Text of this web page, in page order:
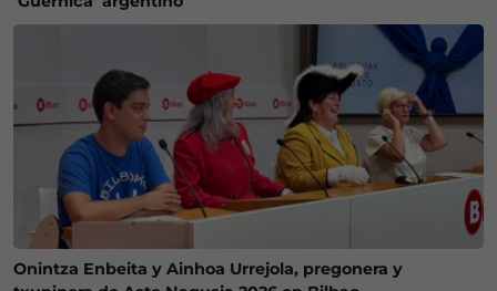
Onintza Enbeita y Ainhoa Urrejola, pregonera y